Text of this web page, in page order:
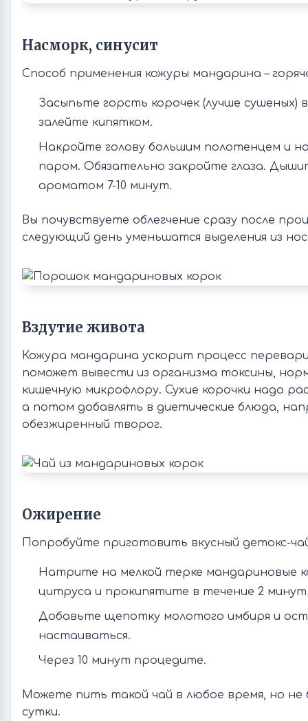
Насморк, синусит
Способ применения кожуры мандарина –
Засыпьте горсть корочек (лучше сушеных)
залейте кипятком.
Накройте голову большим полотенцем и
паром. Обязательно закройте глаза.
ароматом 7-10 минут.
Вы почувствуете облегчение сразу после
следующий день уменьшатся выделения из
Вздутие живота
Кожура мандарина ускорит процесс
поможет вывести из организма токсины,
кишечную микрофлору. Сухие корочки надо
а потом добавлять в диетические блюда,
обезжиренный творог.
Ожирение
Попробуйте приготовить вкусный детокс-
Натрите на мелкой терке мандариновые
цитруса и прокипятите в течение 2 минут
Добавьте щепотку молотого имбиря и
настаиваться.
Через 10 минут процедите.
Можете пить такой чай в любое время, но не
сутки.